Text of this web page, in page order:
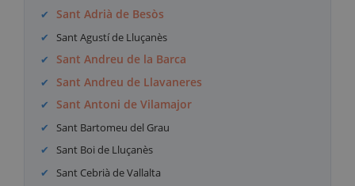
Sant Adrià de Besòs
Sant Agustí de Lluçanès
Sant Andreu de la Barca
Sant Andreu de Llavaneres
Sant Antoni de Vilamajor
Sant Bartomeu del Grau
Sant Boi de Lluçanès
Sant Cebrià de Vallalta